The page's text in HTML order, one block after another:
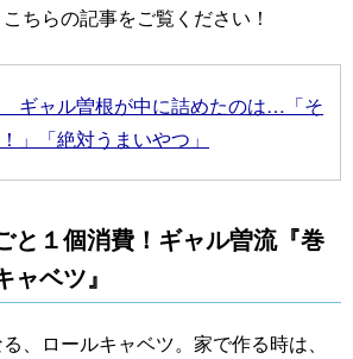
ちらの記事をご覧ください！
ギャル曽根が中に詰めたのは…「そ
」「絶対うまいやつ」
と１個消費！ギャル曽流『巻
ベツ』
、ロールキャベツ。家で作る時は、